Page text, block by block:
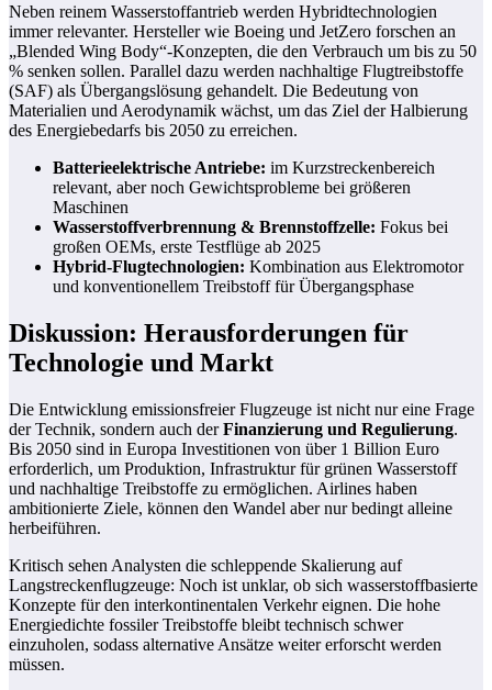
Neben reinem Wasserstoffantrieb werden Hybridtechnologien
immer relevanter. Hersteller wie Boeing und JetZero forschen an
„Blended Wing Body“-Konzepten, die den Verbrauch um bis zu 50
% senken sollen. Parallel dazu werden nachhaltige Flugtreibstoffe
(SAF) als Übergangslösung gehandelt. Die Bedeutung von
Materialien und Aerodynamik wächst, um das Ziel der Halbierung
des Energiebedarfs bis 2050 zu erreichen.
Batterieelektrische Antriebe: im Kurzstreckenbereich
relevant, aber noch Gewichtsprobleme bei größeren
Maschinen
Wasserstoffverbrennung & Brennstoffzelle: Fokus bei
großen OEMs, erste Testflüge ab 2025
Hybrid-Flugtechnologien: Kombination aus Elektromotor
und konventionellem Treibstoff für Übergangsphase
Diskussion: Herausforderungen für
Technologie und Markt
Die Entwicklung emissionsfreier Flugzeuge ist nicht nur eine Frage
der Technik, sondern auch derFinanzierung und Regulierung.
Bis 2050 sind in Europa Investitionen von über 1 Billion Euro
erforderlich, um Produktion, Infrastruktur für grünen Wasserstoff
und nachhaltige Treibstoffe zu ermöglichen. Airlines haben
ambitionierte Ziele, können den Wandel aber nur bedingt alleine
herbeiführen.
Kritisch sehen Analysten die schleppende Skalierung auf
Langstreckenflugzeuge: Noch ist unklar, ob sich wasserstoffbasierte
Konzepte für den interkontinentalen Verkehr eignen. Die hohe
Energiedichte fossiler Treibstoffe bleibt technisch schwer
einzuholen, sodass alternative Ansätze weiter erforscht werden
müssen.